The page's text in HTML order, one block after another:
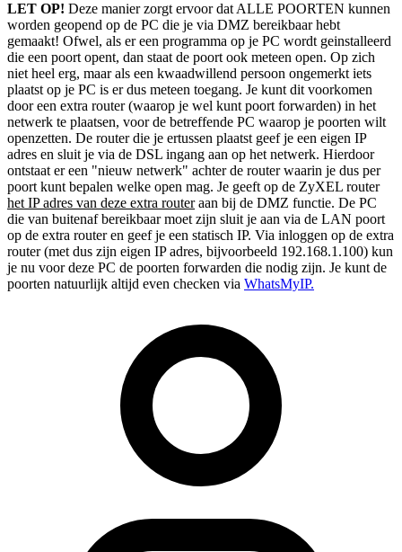
LET OP! Deze manier zorgt ervoor dat ALLE POORTEN kunnen
worden geopend op de PC die je via DMZ bereikbaar hebt
gemaakt! Ofwel, als er een programma op je PC wordt geinstalleerd
die een poort opent, dan staat de poort ook meteen open. Op zich
niet heel erg, maar als een kwaadwillend persoon ongemerkt iets
plaatst op je PC is er dus meteen toegang. Je kunt dit voorkomen
door een extra router (waarop je wel kunt poort forwarden) in het
netwerk te plaatsen, voor de betreffende PC waarop je poorten wilt
openzetten. De router die je ertussen plaatst geef je een eigen IP
adres en sluit je via de DSL ingang aan op het netwerk. Hierdoor
ontstaat er een "nieuw netwerk" achter de router waarin je dus per
poort kunt bepalen welke open mag. Je geeft op de ZyXEL router
het IP adres van deze extra routeraan bij de DMZ functie. De PC
die van buitenaf bereikbaar moet zijn sluit je aan via de LAN poort
op de extra router en geef je een statisch IP. Via inloggen op de extra
router (met dus zijn eigen IP adres, bijvoorbeeld 192.168.1.100) kun
je nu voor deze PC de poorten forwarden die nodig zijn. Je kunt de
poorten natuurlijk altijd even checken via WhatsMyIP.